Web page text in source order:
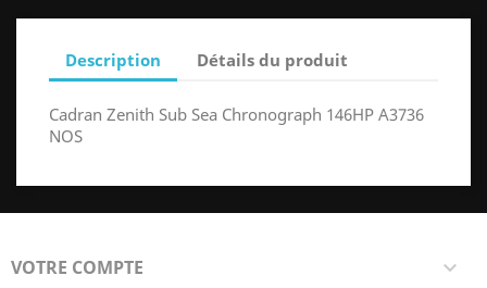
Description Détails du produit
Cadran Zenith Sub Sea Chronograph 146HP A3736
NOS
VOTRE COMPTE 